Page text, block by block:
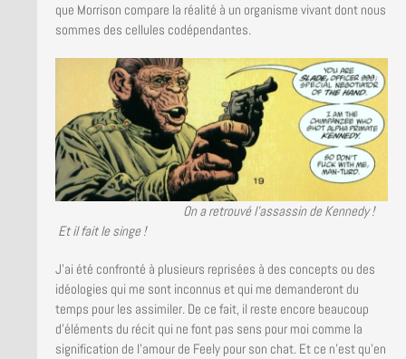
que Morrison compare la réalité à un organisme vivant dont nous
sommes des cellules codépendantes.
On a retrouvé l’assassin de Kennedy !
Et il fait le singe !
J’ai été confronté à plusieurs reprisées à des concepts ou des
idéologies qui me sont inconnus et qui me demanderont du
temps pour les assimiler. De ce fait, il reste encore beaucoup
d’éléments du récit qui ne font pas sens pour moi comme la
signification de l’amour de Feely pour son chat. Et ce n’est qu’en